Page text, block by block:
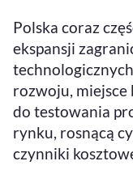
Sprawdź, jak i dlaczego
Deklaracja
Polska coraz
ekspansji
rozwoju, miejsce
do testowania
rynku, rosnącą
czynniki